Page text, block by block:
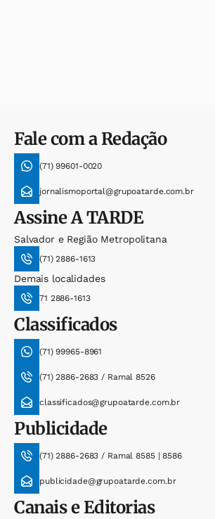
Fale com a Redação
(71) 99601-0020
jornalismoportal@grupoatarde.com.br
AssineA TARDE
Salvador e Região Metropolitana
(71) 2886-1613
Demais localidades
71 2886-1613
Classificados
(71) 99965-8961
(71) 2886-2683 / Ramal 8526
classificados@grupoatarde.com.br
Publicidade
(71) 2886-2683 / Ramal 8585 | 8586
publicidade@grupoatarde.com.br
Canais e Editorias